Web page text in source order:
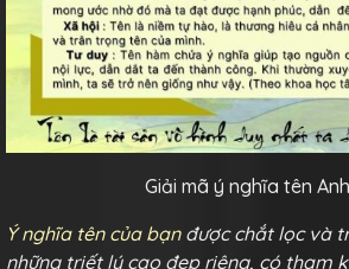
Giải mã ý nghĩa tên
Ý nghĩa tên của bạnđược chắt lọc và
những triết lý cao đẹp riêng, có tham